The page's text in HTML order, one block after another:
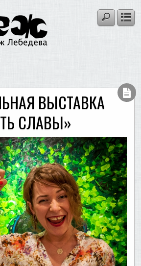
ВЫСТАВКА
СЛАВЫ»